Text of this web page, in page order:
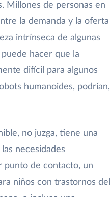
Millones de personas en
la demanda y la oferta
intrínseca de algunas
hacer que la
difícil para algunos
humanoides, podrían,
no juzga, tiene una
necesidades
punto de contacto, un
niños con trastornos del